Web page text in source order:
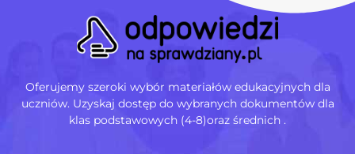
Oferujemy szeroki wybór materiałów edukacyjnych dla
uczniów. Uzyskaj dostęp do wybranych dokumentów dla
klas podstawowych (4-8)oraz średnich .